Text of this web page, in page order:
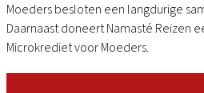
Moeders besloten een langdurige
Daarnaast doneert Namasté Reizen
Microkrediet voor Moeders.